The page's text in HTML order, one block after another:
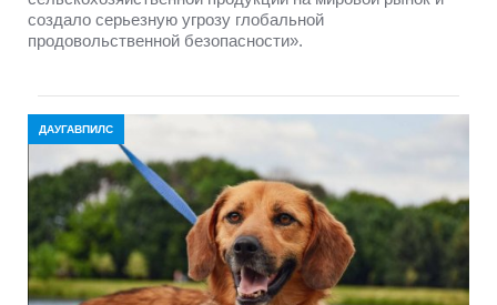
создало серьезную угрозу глобальной
продовольственной безопасности».
ДАУГАВПИЛС